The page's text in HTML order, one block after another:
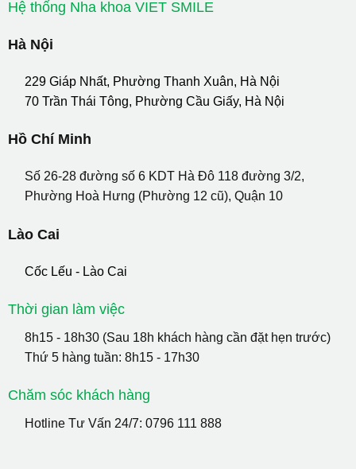
Hệ thống Nha khoa VIET SMILE
Hà Nội
229 Giáp Nhất, Phường Thanh Xuân, Hà Nội
70 Trần Thái Tông, Phường Cầu Giấy, Hà Nội
Hồ Chí Minh
Số 26-28 đường số 6 KDT Hà Đô 118 đường 3/2,
Phường Hoà Hưng (Phường 12 cũ), Quận 10
Lào Cai
Cốc Lếu - Lào Cai
Thời gian làm việc
8h15 - 18h30 (Sau 18h khách hàng cần đặt hẹn trước)
Thứ 5 hàng tuần: 8h15 - 17h30
Chăm sóc khách hàng
Hotline Tư Vấn 24/7: 0796 111 888